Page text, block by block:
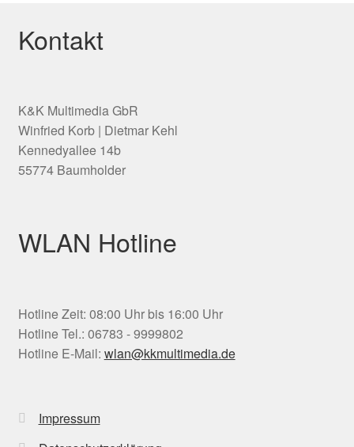
Kontakt
K&K Multimedia GbR
Winfried Korb | Dietmar Kehl
Kennedyallee 14b
55774 Baumholder
WLAN Hotline
Hotline Zeit: 08:00 Uhr bis 16:00 Uhr
Hotline Tel.: 06783 - 9999802
Hotline E-Mail: wlan@kkmultimedia.de
Impressum